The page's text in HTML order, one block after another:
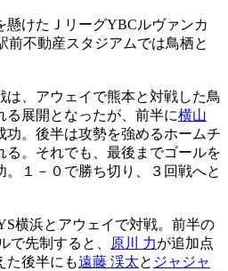
懸けたＪリーグYBCルヴァンカ
前不動産スタジアムでは鳥栖と
は、アウェイで熊本と対戦した鳥
展開となったが、前半に横山
功。後半は攻勢を強めるホームチ
る。それでも、最後までゴールを
１－０で勝ち切り、３回戦へと
横浜とアウェイで対戦。前半の
で先制すると、 原川 力が追加点
た後半にも遠藤 渓太と ジャジャ